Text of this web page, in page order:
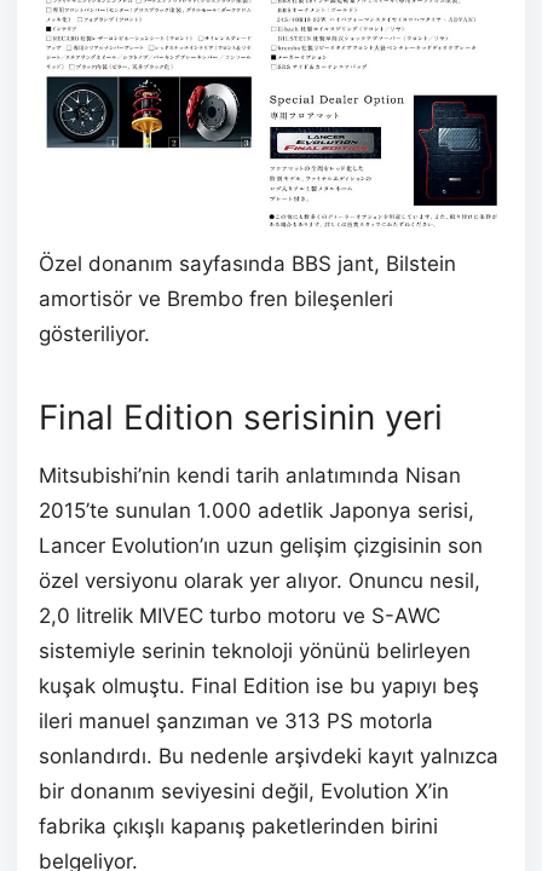
Özel donanım sayfasında BBS jant, Bilstein
amortisör ve Brembo fren bileşenleri
gösteriliyor.
Final Edition serisinin yeri
Mitsubishi’nin kendi tarih anlatımında Nisan
2015’te sunulan 1.000 adetlik Japonya serisi,
Lancer Evolution’ın uzun gelişim çizgisinin son
özel versiyonu olarak yer alıyor. Onuncu nesil,
2,0 litrelik MIVEC turbo motoru ve S-AWC
sistemiyle serinin teknoloji yönünü belirleyen
kuşak olmuştu. Final Edition ise bu yapıyı beş
ileri manuel şanzıman ve 313 PS motorla
sonlandırdı. Bu nedenle arşivdeki kayıt yalnızca
bir donanım seviyesini değil, Evolution X’in
fabrika çıkışlı kapanış paketlerinden birini
belgeliyor.